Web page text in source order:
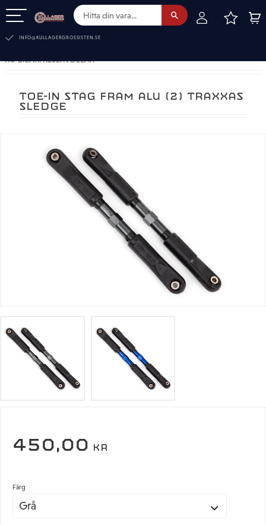
INFO@KULLAGERGROSSISTEN.SE
RC-BILAR. RESERVDELAR
TOE-IN STAG FRAM ALU (2) TRAXXAS
SLEDGE
450,00 KR
Färg